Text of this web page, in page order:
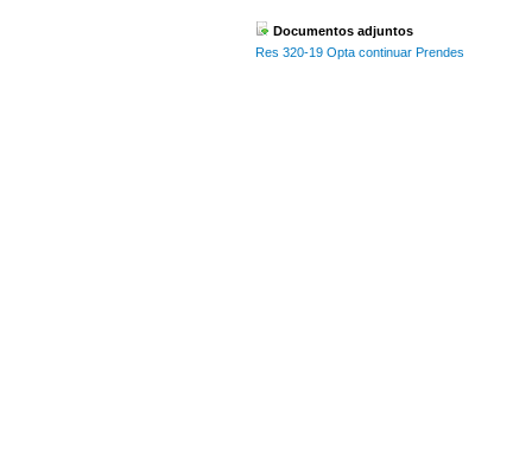
Documentos adjuntos
Res 320-19 Opta continuar Prendes